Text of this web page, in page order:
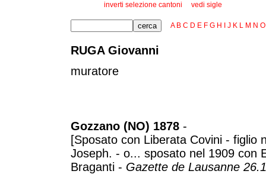
inverti selezione cantoni vedi sigle
A B C D E F G H J K L M N O
RUGA Giovanni
muratore
Gozzano (NO) 1878 -
[Sposato con Liberata Covini - figlio
Joseph. - o... sposato nel 1909 con
Braganti - Gazette de Lausanne